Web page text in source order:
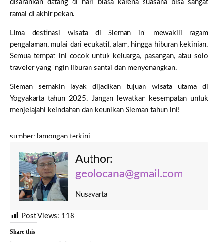
disarankan datang di hari biasa karena suasana bisa sangat
ramai di akhir pekan.
Lima destinasi wisata di Sleman ini mewakili ragam
pengalaman, mulai dari edukatif, alam, hingga hiburan kekinian.
Semua tempat ini cocok untuk keluarga, pasangan, atau solo
traveler yang ingin liburan santai dan menyenangkan.
Sleman semakin layak dijadikan tujuan wisata utama di
Yogyakarta tahun 2025. Jangan lewatkan kesempatan untuk
menjelajahi keindahan dan keunikan Sleman tahun ini!
sumber: lamongan terkini
Author:
geolocana@gmail.com
Nusavarta
Post Views: 118
Share this: